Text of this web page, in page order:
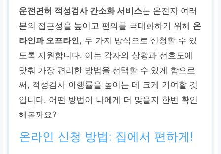
운전면허 적성검사 간소화 서비스는 운전자 여러
분의 접근성을 높이고 편의를 극대화하기 위해 온
라인과 오프라인 , 두 가지 방식으로 신청할 수 있
도록 지원합니다. 이는 각자의 상황과 선호도에
맞춰 가장 편리한 방법을 선택할 수 있게 함으로
써, 적성검사 이행률을 높이는 데 크게 기여할 것
입니다. 어떤 방법이 나에게 더 맞을지 한번 확인
해볼까요?
온라인 신청 방법: 집에서 편하게!